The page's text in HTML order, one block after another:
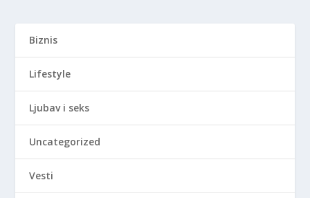
Biznis
Lifestyle
Ljubav i seks
Uncategorized
Vesti